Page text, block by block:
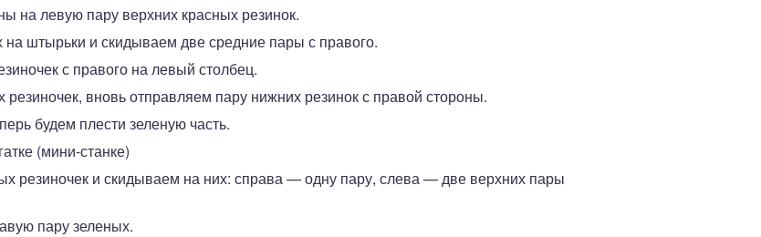
на левую пару верхних красных резинок.
штырьки и скидываем две средние пары с правого.
с правого на левый столбец.
вновь отправляем пару нижних резинок с правой стороны.
будем плести зеленую часть.
(мини-станке)
резиночек и скидываем на них: справа — одну пару, слева — две верхних пары
пару зеленых.